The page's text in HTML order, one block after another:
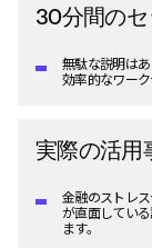
30分間の
無駄な説明は
効率的なワーク
実際の活用
金融のストレ
が直面してい
ます。